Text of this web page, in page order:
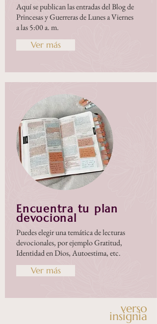
Aquí se publican las entradas del Blog de
Princesas y Guerreras de Lunes a Viernes
a las 5:00 a. m.
Ver más
Encuentra tu plan
devocional
Puedes elegir una temática de lecturas
devocionales, por ejemplo Gratitud,
Identidad en Dios, Autoestima, etc.
Ver más
verso
insignia